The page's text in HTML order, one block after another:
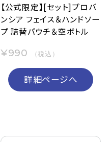
【公式限定】[セット]プロバ
ンシア フェイス＆ハンドソー
プ 詰替パウチ＆空ボトル
¥990 （税込）
詳細ページへ